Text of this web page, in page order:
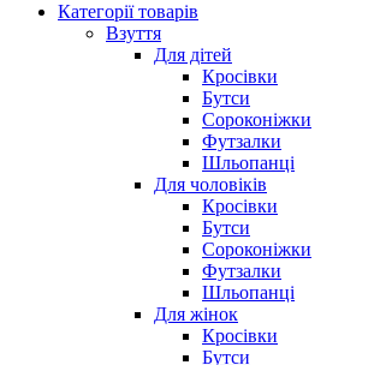
Категорії товарів
Взуття
Для дітей
Кросівки
Бутси
Сороконіжки
Футзалки
Шльопанці
Для чоловіків
Кросівки
Бутси
Сороконіжки
Футзалки
Шльопанці
Для жінок
Кросівки
Бутси